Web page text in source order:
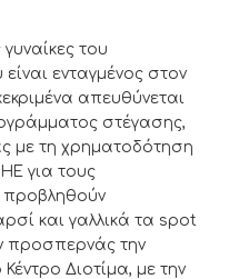
του
ενταγμένος στον
απευθύνεται
στέγασης,
με τη χρηματοδότηση
για τους
προβληθούν
και γαλλικά τα spot
προσπερνάς την
Διοτίμα, με την